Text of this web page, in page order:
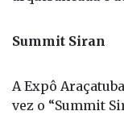
A Expô
Siran e da VIVA+
debates e
bioenergia,